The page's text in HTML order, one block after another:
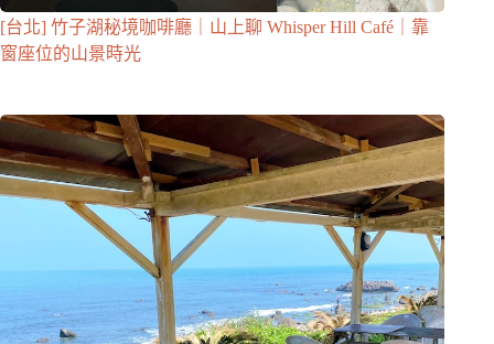
[台北] 竹子湖秘境咖啡廳｜山上聊 Whisper Hill Café｜靠
窗座位的山景時光